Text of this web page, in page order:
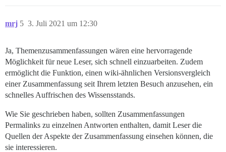
mrj 3. Juli 2021 um 12:30
5
Ja, Themenzusammenfassungen wären eine hervorragende
Möglichkeit für neue Leser, sich schnell einzuarbeiten. Zudem
ermöglicht die Funktion, einen wiki-ähnlichen Versionsvergleich
einer Zusammenfassung seit Ihrem letzten Besuch anzusehen, ein
schnelles Auffrischen des Wissensstands.
Wie Sie geschrieben haben, sollten Zusammenfassungen
Permalinks zu einzelnen Antworten enthalten, damit Leser die
Quellen der Aspekte der Zusammenfassung einsehen können, die
sie interessieren.